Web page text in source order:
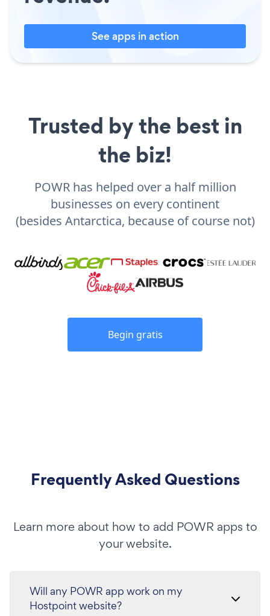
See apps in action
Trusted by the best in
the biz!
POWR has helped over a half million
businesses on every continent
(besides Antarctica, because of course not)
Begin gratis
Frequently Asked Questions
Learn more about how to add POWR apps to
your website.
Will any POWR app work on my
Hostpoint website?